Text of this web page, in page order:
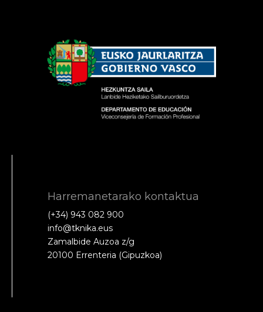
Harremanetarako kontaktua
(+34) 943 082 900
info@tknika.eus
Zamalbide Auzoa z/g
20100 Errenteria (Gipuzkoa)